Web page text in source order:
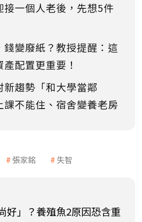
接一個人老後，先想5件
錢變廢紙？教授提醒：這
配置更重要！
新趨勢「和大學當鄰
課不能住、宿舍變養老房
張家銘 失智
好」？養殖魚2原因恐含重